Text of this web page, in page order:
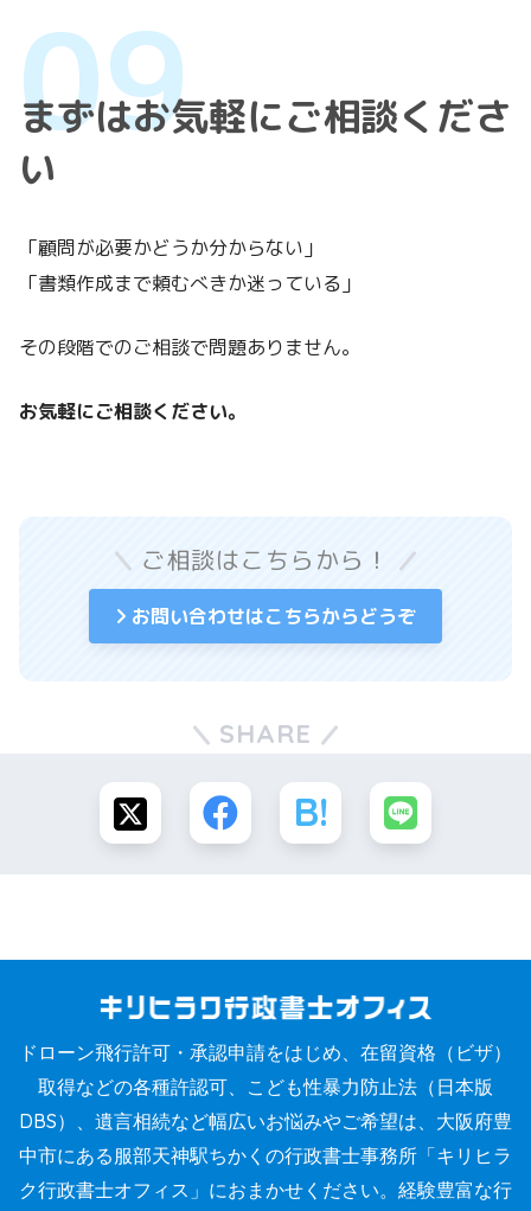
まずはお気軽にご相談くださ
い
「顧問が必要かどうか分からない」
「書類作成まで頼むべきか迷っている」
その段階でのご相談で問題ありません。
お気軽にご相談ください。
ご相談はこちらから！
お問い合わせはこちらからどうぞ
SHARE
ドローン飛行許可・承認申請をはじめ、在留資格（ビザ）
取得などの各種許認可、こども性暴力防止法（日本版
DBS）、遺言相続など幅広いお悩みやご希望は、大阪府豊
中市にある服部天神駅ちかくの行政書士事務所「キリヒラ
ク行政書士オフィス」におまかせください。経験豊富な行